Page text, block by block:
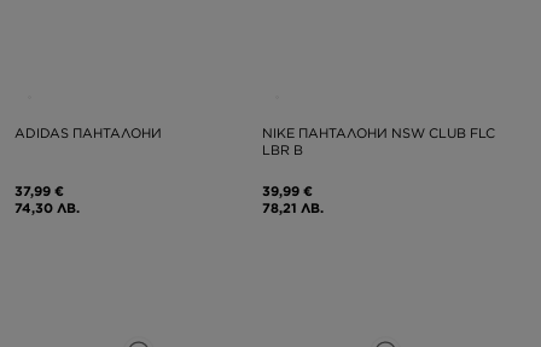
ADIDAS ПАНТАЛОНИ
37,99 €
74,30 ЛВ.
NIKE ПАНТАЛОНИ NSW CLUB FLC
LBR B
39,99 €
78,21 ЛВ.